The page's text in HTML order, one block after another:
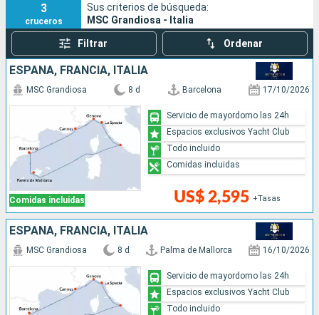
Buscar
3
cruceros
Sus criterios de búsqueda:
MSC Grandiosa - Italia
Filtrar Ordenar
ESPAÑA, FRANCIA, ITALIA
Comidas incluidas
MSC Grandiosa 8 d Barcelona 17/10/2026
US$ 2,595 +Tasas
Servicio de mayordomo las 24h
Espacios exclusivos Yacht Club
Todo incluido
Comidas incluidas
ESPAÑA, FRANCIA, ITALIA
MSC Grandiosa 8 d Palma de Mallorca 16/10/2026
Servicio de mayordomo las 24h
Espacios exclusivos Yacht Club
Todo incluido